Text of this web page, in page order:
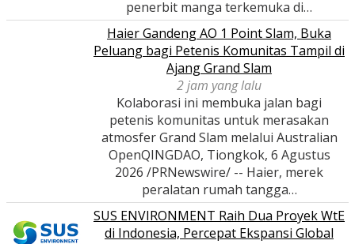
penerbit manga terkemuka di…
Haier Gandeng AO 1 Point Slam, Buka
Peluang bagi Petenis Komunitas Tampil di
Ajang Grand Slam
2 jam yang lalu
Kolaborasi ini membuka jalan bagi
petenis komunitas untuk merasakan
atmosfer Grand Slam melalui Australian
OpenQINGDAO, Tiongkok, 6 Agustus
2026 /PRNewswire/ -- Haier, merek
peralatan rumah tangga…
SUS ENVIRONMENT Raih Dua Proyek WtE
di Indonesia, Percepat Ekspansi Global